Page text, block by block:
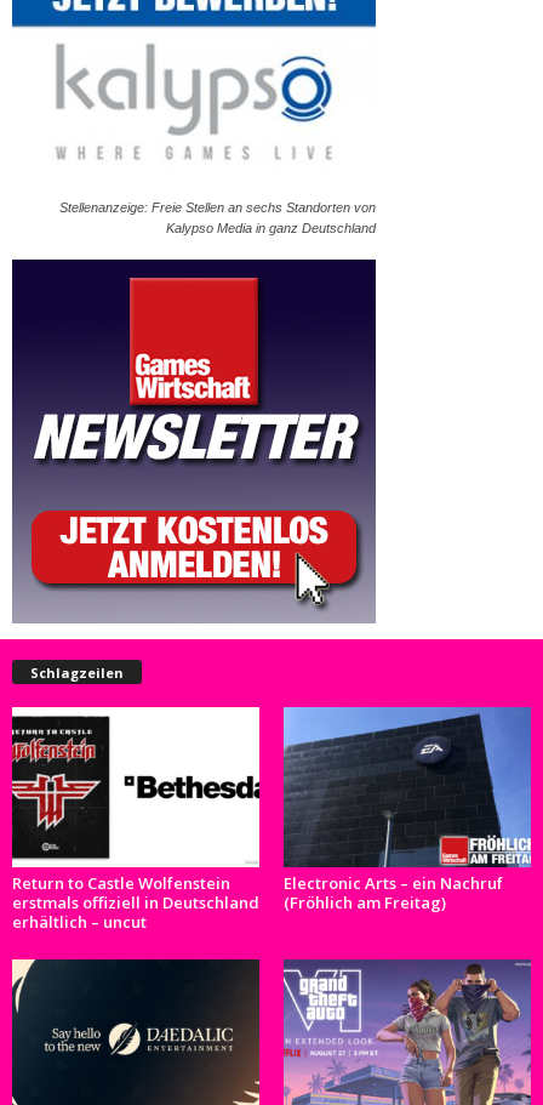
Stellenanzeige: Freie Stellen an sechs Standorten von
Kalypso Media in ganz Deutschland
Schlagzeilen
Return to Castle Wolfenstein
erstmals offiziell in Deutschland
erhältlich – uncut
Electronic Arts – ein Nachruf
(Fröhlich am Freitag)